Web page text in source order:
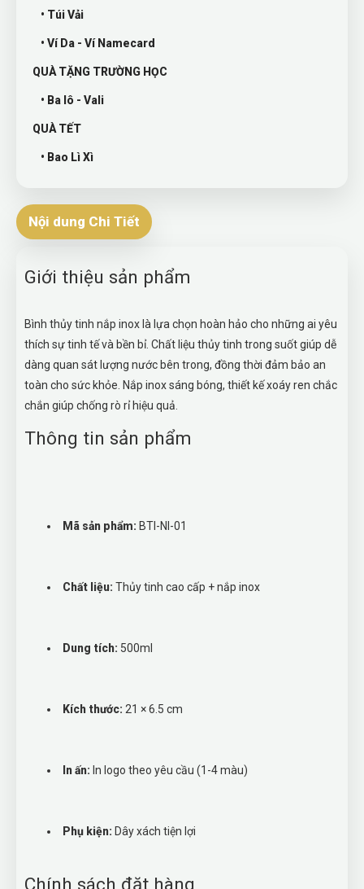
• Túi Vải
• Ví Da - Ví Namecard
QUÀ TẶNG TRƯỜNG HỌC
• Ba lô - Vali
QUÀ TẾT
• Bao Lì Xì
Nội dung Chi Tiết
Giới thiệu sản phẩm
Bình thủy tinh nắp inox là lựa chọn hoàn hảo cho những ai yêu
thích sự tinh tế và bền bỉ. Chất liệu thủy tinh trong suốt giúp dễ
dàng quan sát lượng nước bên trong, đồng thời đảm bảo an
toàn cho sức khỏe. Nắp inox sáng bóng, thiết kế xoáy ren chắc
chắn giúp chống rò rỉ hiệu quả.
Thông tin sản phẩm
Mã sản phẩm: BTI-NI-01
Chất liệu: Thủy tinh cao cấp + nắp inox
Dung tích: 500ml
Kích thước: 21 × 6.5 cm
In ấn: In logo theo yêu cầu (1-4 màu)
Phụ kiện: Dây xách tiện lợi
Chính sách đặt hàng